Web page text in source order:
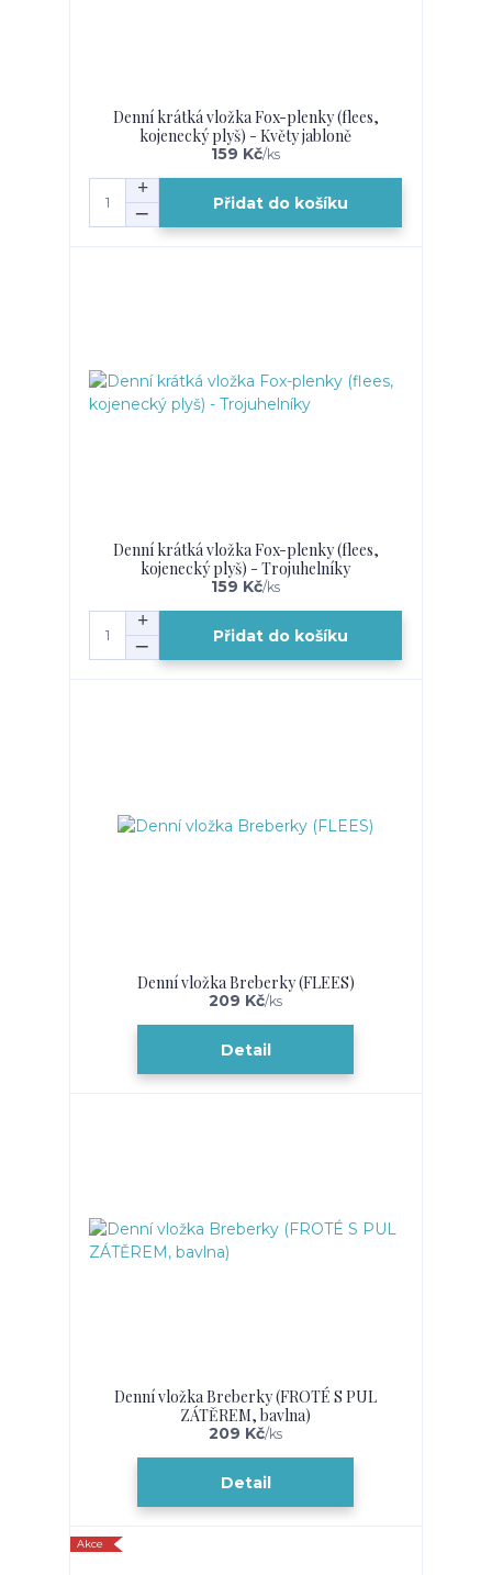
Denní krátká vložka Fox-plenky (flees,
kojenecký plyš) - Květy jabloně
159 Kč/ks
Přidat do košíku
Denní krátká vložka Fox-plenky (flees,
kojenecký plyš) - Trojuhelníky
159 Kč/ks
Přidat do košíku
Denní vložka Breberky (FLEES)
209 Kč/ks
Detail
Denní vložka Breberky (FROTÉ S PUL
ZÁTĚREM, bavlna)
209 Kč/ks
Detail
Akce